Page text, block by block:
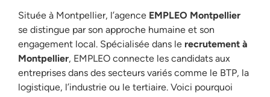
Située à Montpellier, l’agence EMPLEO Montpellier
se distingue par son approche humaine et son
engagement local. Spécialisée dans le recrutement à
Montpellier, EMPLEO connecte les candidats aux
entreprises dans des secteurs variés comme le BTP, la
logistique, l’industrie ou le tertiaire. Voici pourquoi